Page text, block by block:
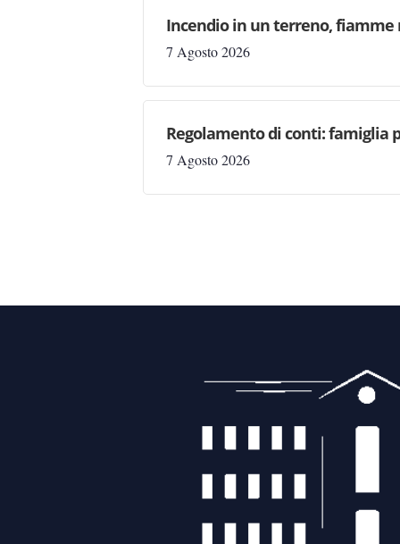
Incendio in un terreno, fiamme
7 Agosto 2026
Regolamento di conti: famiglia
7 Agosto 2026